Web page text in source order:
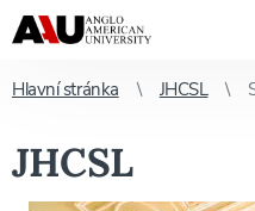
Hlavní stránka JHCSL
JHCSL